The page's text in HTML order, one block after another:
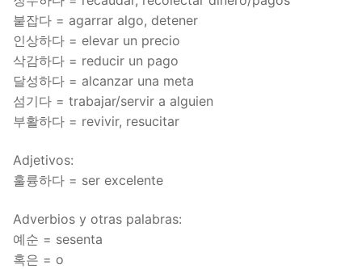
붙잡다 = agarrar algo, detener
인상하다 = elevar un precio
삭감하다 = reducir un pago
달성하다 = alcanzar una meta
섬기다 = trabajar/servir a alguien
부활하다 = revivir, resucitar
Adjetivos:
훌륭하다 = ser excelente
Adverbios y otras palabras:
예순 = sesenta
혹은 = o